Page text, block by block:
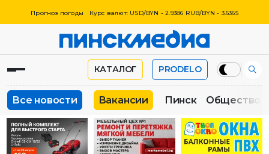
Прогноз погоды Курс валют: USD/BYN - 2.9386 RUB/BYN - 3.6365
КАТАЛОГ PRODELO
Все новости Вакансии Пинск Общество